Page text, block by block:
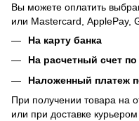
Вы можете оплатить
или Mastercard, ApplePay,
На карту банка
На расчетный счет
Наложенный платеж
При получении товара на
или при доставке